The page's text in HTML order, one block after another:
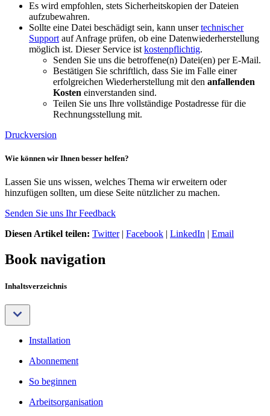
Es wird empfohlen, stets Sicherheitskopien der Dateien
aufzubewahren.
Sollte eine Datei beschädigt sein, kann unsertechnischer
Support auf Anfrage prüfen, ob eine Datenwiederherstellung
möglich ist. Dieser Service ist kostenpflichtig.
Senden Sie uns die betroffene(n) Datei(en) per E-Mail.
Bestätigen Sie schriftlich, dass Sie im Falle einer
erfolgreichen Wiederherstellung mit den anfallenden
Kosten einverstanden sind.
Teilen Sie uns Ihre vollständige Postadresse für die
Rechnungsstellung mit.
Druckversion
Wie können wir Ihnen besser helfen?
Lassen Sie uns wissen, welches Thema wir erweitern oder
hinzufügen sollten, um diese Seite nützlicher zu machen.
Senden Sie uns Ihr Feedback
Diesen Artikel teilen: Twitter| Facebook LinkedIn Email
Book navigation
Inhaltsverzeichnis
Installation
Abonnement
So beginnen
Arbeitsorganisation